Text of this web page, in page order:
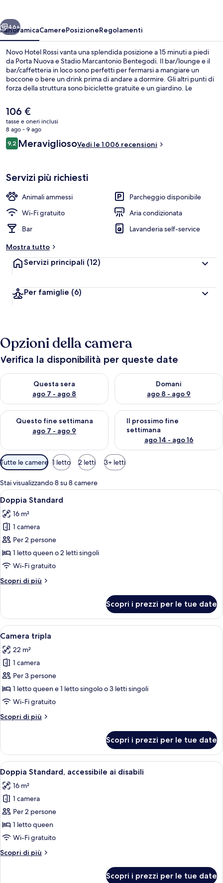
Avanti
46+
PanoramicaCamerePosizioneRegolamenti
Novo Hotel Rossi vanta una splendida posizione a 15 minuti a piedi
da Porta Nuova e Stadio Marcantonio Bentegodi. Il bar/lounge e il
bar/caffetteria in loco sono perfetti per fermarsi a mangiare un
boccone o bere un drink prima di andare a dormire. Gli altri punti di
forza della struttura sono biciclette gratuite e un giardino. Le
Il
prezzo
attuale
è
106 €
106 €
tasse e oneri inclusi
8 ago - 9 ago
Recensioni
9,29,2 su 10
MeravigliosoVedi le 1.006 recensioni
Servizi più richiesti
Animali ammessi
Parcheggio disponibile
Wi-Fi gratuito
Aria condizionata
Bar
Lavanderia self-service
Mostra tutto
Servizi principali (12)
Per famiglie (6)
Opzioni della camera
Verifica la disponibilità per queste date
Questa sera
ago 7 - ago 8
Verifica la disponibilità per questa sera, ago 7 - ago 8
Domani
ago 8 - ago 9
Verifica la disponibilità per
Questo fine settimana
ago 7 - ago 9
Verifica la disponibilità per questo fine settimana, ago 7 - ago
Il prossimo fine
settimana
ago 14 - ago 16
Verifica la disponibilità per il
Filtri
disponibili
per
le
camere
Tutte le camere 1 letto 2 letti 3+ letti
Stai visualizzando 8 su 8 camere
Apri
tutte
le
foto
per
Doppia
Standard
Una camera da letto moderna con
11
Doppia Standard
16 m²
1 camera
Per 2 persone
1 letto queen o 2 letti singoli
Wi-Fi gratuito
Scopri di più
Altri
Standard
Scopri i prezzi per le tue date
Apri
tutte
le
foto
per
Camera
tripla
Una camera d'albergo con due letti,
7
Camera tripla
22 m²
1 camera
Per 3 persone
1 letto queen e 1 letto singolo o 3 letti singoli
Wi-Fi gratuito
Scopri di più
Altri
tripla
Scopri i prezzi per le tue date
Apri
tutte
le
foto
per
Doppia
Standard,
ai
Un bagno moderno con bidet, water
7
Doppia Standard, accessibile ai disabili
16 m²
1 camera
Per 2 persone
1 letto queen
Wi-Fi gratuito
Scopri di più
Altri
Scopri i prezzi per le tue date